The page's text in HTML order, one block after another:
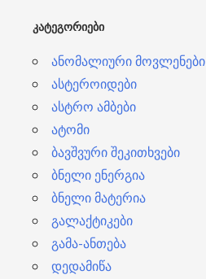
ᲙᲐᲢᲔᲒᲝᲠᲘᲔᲑᲘ
ანომალიური მოვლენები
ასტეროიდები
ასტრო ამბები
ატომი
ბავშვური შეკითხვები
ბნელი ენერგია
ბნელი მატერია
გალაქტიკები
გამა-ანთება
დედამიწა